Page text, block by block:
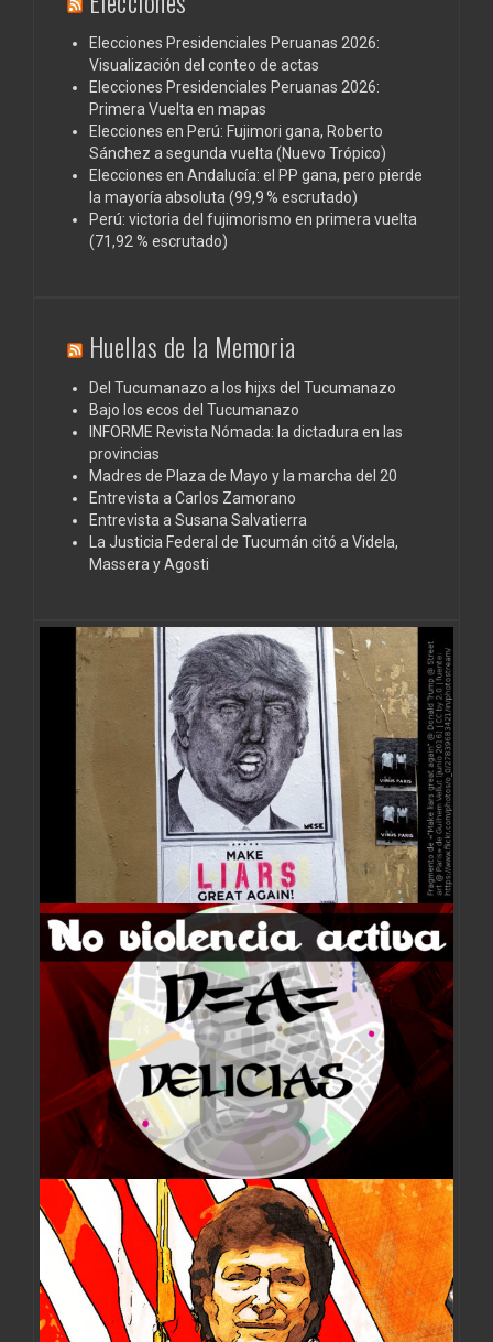
Elecciones Presidenciales Peruanas 2026:
Visualización del conteo de actas
Elecciones Presidenciales Peruanas 2026:
Primera Vuelta en mapas
Elecciones en Perú: Fujimori gana, Roberto
Sánchez a segunda vuelta (Nuevo Trópico)
Elecciones en Andalucía: el PP gana, pero pierde
la mayoría absoluta (99,9 % escrutado)
Perú: victoria del fujimorismo en primera vuelta
(71,92 % escrutado)
Huellas de la Memoria
Del Tucumanazo a los hijxs del Tucumanazo
Bajo los ecos del Tucumanazo
INFORME Revista Nómada: la dictadura en las
provincias
Madres de Plaza de Mayo y la marcha del 20
Entrevista a Carlos Zamorano
Entrevista a Susana Salvatierra
La Justicia Federal de Tucumán citó a Videla,
Massera y Agosti